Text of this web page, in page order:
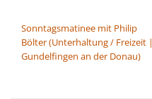
Sonntagsmatinee mit Philip
Bölter (Unterhaltung / Freizeit |
Gundelfingen an der Donau)